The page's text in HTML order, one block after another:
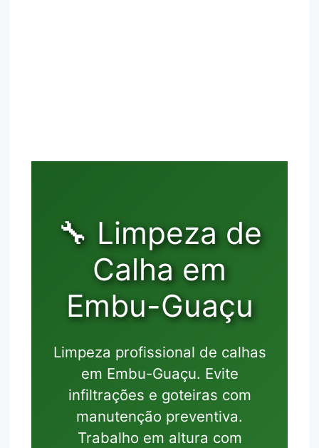
🔧 Limpeza de
Calha em
Embu-Guaçu
Limpeza profissional de calhas
em Embu-Guaçu. Evite
infiltrações e goteiras com
manutenção preventiva.
Trabalho em altura com